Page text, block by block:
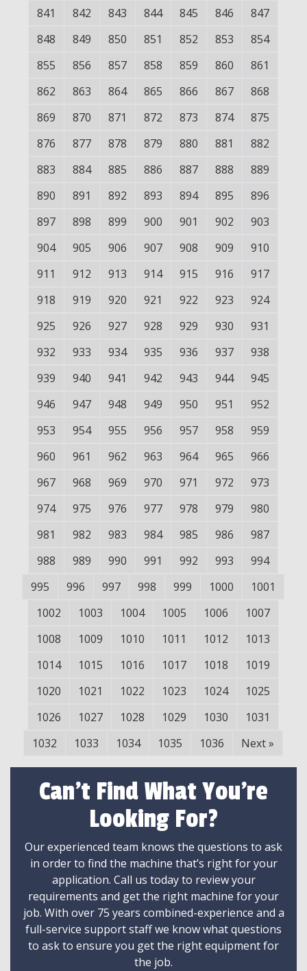
841 842 843 844 845 846
847
848
849 850 851 852 853
854
855
856 857 858 859 860
861
862
863 864 865 866 867
868
869
870 871 872 873 874
875
876
877 878 879 880 881
882
883
884 885 886 887 888
889
890
891 892 893 894 895
896
897
898 899 900 901 902
903
904
905 906 907 908 909
910
911
912 913 914 915 916
917
918
919 920 921 922 923
924
925
926 927 928 929 930
931
932
933 934 935 936 937
938
939
940 941 942 943 944
945
946
947 948 949 950 951
952
953
954 955 956 957 958
959
960
961 962 963 964 965
966
967
968 969 970 971 972
973
974
975 976 977 978 979
980
981
982 983 984 985 986
987
988
989 990 991 992 993
994
995
996 997 998 999 1000
1001
1002
1003 1004 1005 1006
1007
1008
1009 1010 1011 1012
1013
1014
1015 1016 1017 1018
1019
1020
1021 1022 1023 1024
1025
1026
1027 1028 1029 1030
1031
1032
1033 1034 1035 1036 Next»
Can't Find What You're
Looking For?
Our experienced team knows the questions to ask
in order to find the machine that’s right for your
application. Call us today to review your
requirements and get the right machine for your
job. With over 75 years combined-experience and a
full-service support staff we know what questions
to ask to ensure you get the right equipment for
the job.